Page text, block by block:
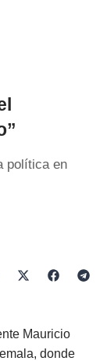
política en
Mauricio
donde